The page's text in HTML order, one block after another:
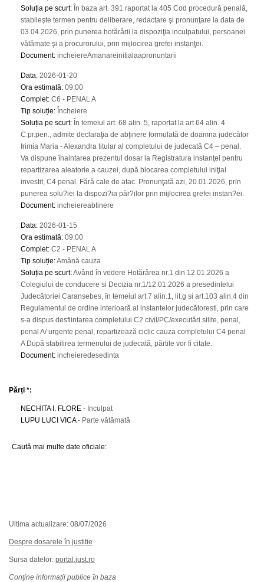
Soluția pe scurt: În baza art. 391 raportat la 405 Cod procedură penală,
stabileşte termen pentru deliberare, redactare şi pronunţare la data de
03.04.2026, prin punerea hotărârii la dispoziţia inculpatului, persoanei
vătămate şi a procurorului, prin mijlocirea grefei instanţei.
Document: incheiereAmanareinitialaapronuntarii
Data: 2026-01-20
Ora estimată: 09:00
Complet: C6 - PENAL A
Tip soluție: Încheiere
Soluția pe scurt: În temeiul art. 68 alin. 5, raportat la art 64 alin. 4
C.pr.pen., admite declaraţia de abţinere formulată de doamna judecător
Irimia Maria - Alexandra titular al completului de judecată C4 – penal.
Va dispune înaintarea prezentul dosar la Registratura instanţei pentru
repartizarea aleatorie a cauzei, după blocarea completului iniţial
investit, C4 penal. Fără cale de atac. Pronunţată azi, 20.01.2026, prin
punerea solu?iei la dispozi?ia păr?ilor prin mijlocirea grefei instan?ei.
Document: incheiereabtinere
Data: 2026-01-15
Ora estimată: 09:00
Complet: C2 - PENAL A
Tip soluție:Amână cauza
Soluția pe scurt:Având în vedere Hotărârea nr.1 din 12.01.2026 a
Colegiului de conducere si Decizia nr.1/12.01.2026 a presedintelui
Judecătoriei Caransebes, în temeiul art.7 alin.1, lit.g si art.103 alin.4 din
Regulamentul de ordine interioară al instantelor judecătoresti, prin care
s-a dispus desfiintarea completului C2 civil/PC/executări silite, penal,
penal A/ urgente penal, repartizează ciclic cauza completului C4 penal
A După stabilirea termenului de judecată, părtile vor fi citate.
Document: incheieredesedinta
Părți *:
NECHITA I. FLORE - Inculpat
LUPU LUCI VICA- Parte vătămată
Caută mai multe date oficiale:
Ultima actualizare: 08/07/2026
Despre dosarele în justiție
Sursa datelor: portal.just.ro
Conține informații publice în baza